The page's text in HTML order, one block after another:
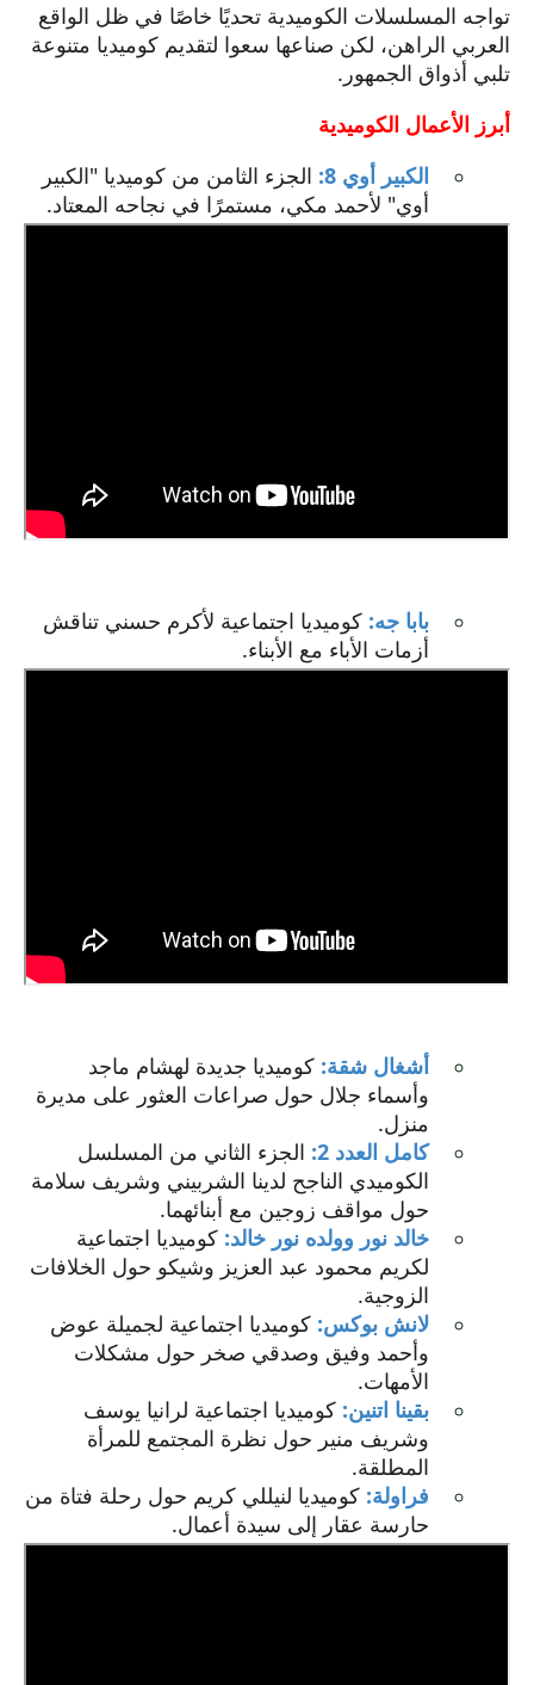
تواجه المسلسلات الكوميدية تحديًا خاصًا في ظل الواقع
العربي الراهن، لكن صناعها سعوا لتقديم كوميديا متنوعة
تلبي أذواق الجمهور.
أبرز الأعمال الكوميدية
الكبير أوي 8:
الجزء الثامن من كوميديا "الكبير
أوي" لأحمد مكي، مستمرًا في نجاحه المعتاد.
بابا جه: كوميديا اجتماعية لأكرم حسني تناقش
أزمات الأباء مع الأبناء.
أشغال شقة: كوميديا جديدة لهشام ماجد
وأسماء جلال حول صراعات العثور على مديرة
منزل.
كامل العدد 2:
الجزء الثاني من المسلسل
الكوميدي الناجح لدينا الشربيني وشريف سلامة
حول مواقف زوجين مع أبنائهما.
خالد نور وولده نور خالد: كوميديا اجتماعية
لكريم محمود عبد العزيز وشيكو حول الخلافات
الزوجية.
لانش بوكس: كوميديا اجتماعية لجميلة عوض
وأحمد وفيق وصدقي صخر حول مشكلات
الأمهات.
بقينا اتنين: كوميديا اجتماعية لرانيا يوسف
وشريف منير حول نظرة المجتمع للمرأة
المطلقة.
فراولة: كوميديا لنيللي كريم حول رحلة فتاة من
حارسة عقار إلى سيدة أعمال.